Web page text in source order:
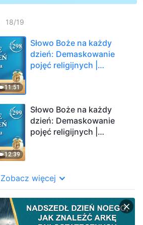
18/19
11:51
Słowo Boże na każdy
dzień: Demaskowanie
pojęć religijnych |
12:39
Słowo Boże na każdy
dzień: Demaskowanie
pojęć religijnych |
Zobacz więcej